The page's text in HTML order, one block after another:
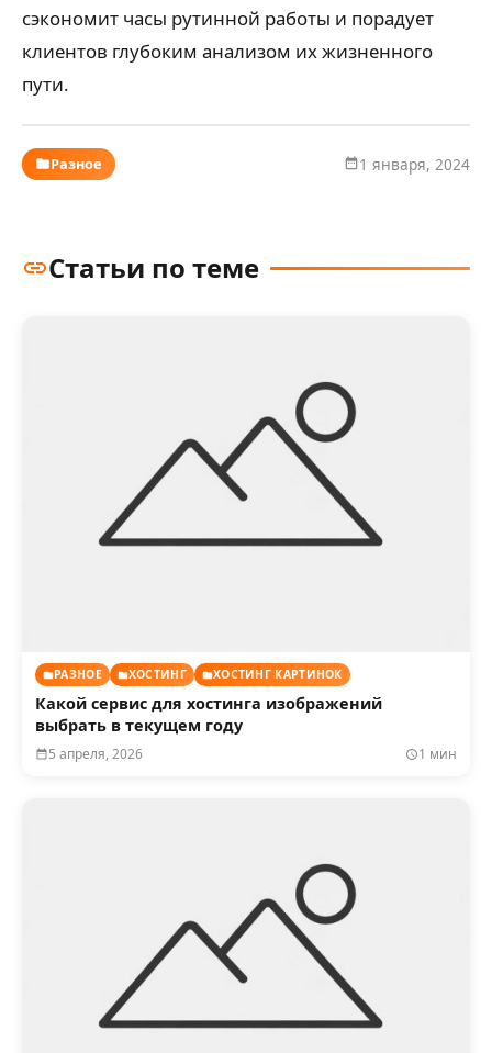
сэкономит часы рутинной работы и порадует
клиентов глубоким анализом их жизненного
пути.
Разное 1 января, 2024
Статьи по теме
РАЗНОЕ ХОСТИНГ ХОСТИНГ КАРТИНОК
Какой сервис для хостинга изображений
выбрать в текущем году
5 апреля, 2026 1 мин